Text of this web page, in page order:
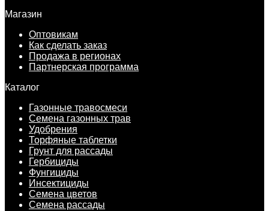
Магазин
Оптовикам
Как сделать заказ
Продажа в регионах
Партнерская программа
Каталог
Газонные травосмеси
Семена газонных трав
Удобрения
Торфяные таблетки
Грунт для рассады
Гербициды
Фунгициды
Инсектициды
Семена цветов
Семена рассады